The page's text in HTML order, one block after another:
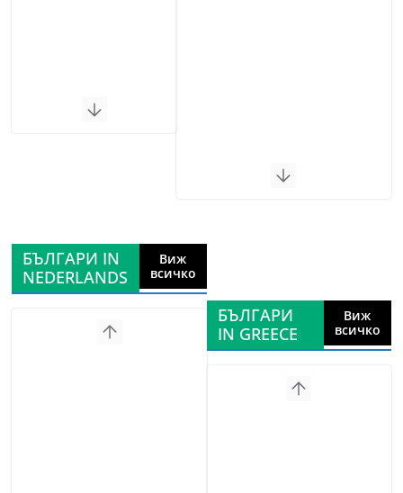
БЪЛГАРИ IN
NEDERLANDS
Виж
всичко
БЪЛГАРИ
IN GREECE
Виж
всичко